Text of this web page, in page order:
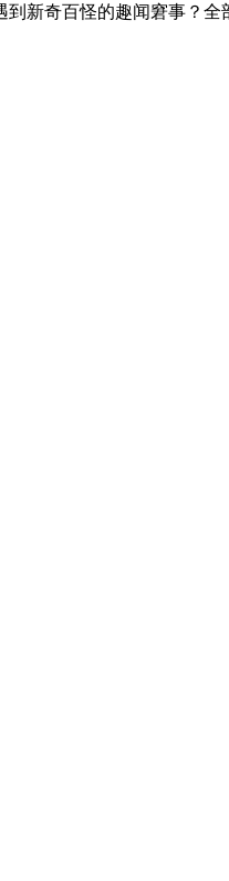
新奇百怪的趣闻窘事？全